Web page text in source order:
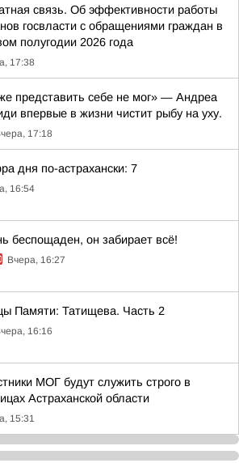
связь. Об эффективности работы
госвласти с обращениями граждан в
полугодии 2026 года
17:38
представить себе не мог» — Андреа
впервые в жизни чистит рыбу на уху.
17:18
дня по-астрахански: 7
16:54
беспощаден, он забирает всё!
Вчера, 16:27
Памяти: Татищева. Часть 2
16:16
МОГ будут служить строго в
Астраханской области
15:31